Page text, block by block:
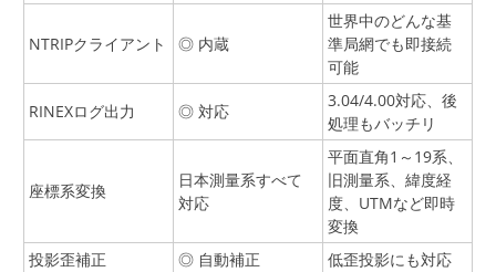
NTRIPクライアント ◎ 内蔵
世界中のどんな基
準局網でも即接続
可能
RINEXログ出力 ◎ 対応
3.04/4.00対応、後
処理もバッチリ
座標系変換
日本測量系すべて
対応
平面直角1～19系、
旧測量系、緯度経
度、UTMなど即時
変換
投影歪補正
◎ 自動補正 低歪投影にも対応